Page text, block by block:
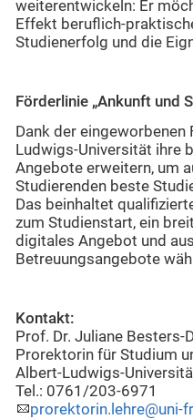
weiterentwickeln: Er
Effekt beruflich-
Studienerfolg und die
Förderlinie „Ankunft und
Dank der
Ludwigs-Universität ihre
Angebote erweitern, um
Studierenden beste
Das beinhaltet
zum Studienstart, ein
digitales Angebot und
Betreuungsangebote
Kontakt:
Prof. Dr. Juliane Besters-
Prorektorin für Studium
Albert-Ludwigs-
Tel.: 0761/203-6971
prorektorin.lehre@uni-